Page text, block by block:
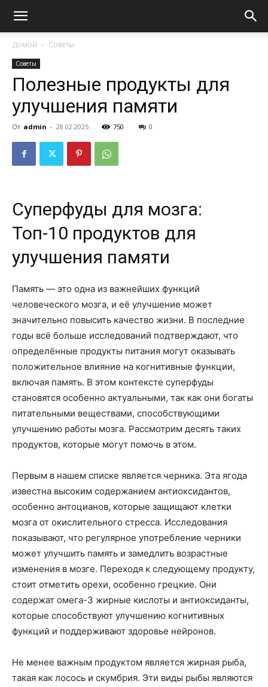
Домой Советы
Советы
Полезные продукты для
улучшения памяти
От admin - 28.02.2025 750 0
Суперфуды для мозга:
Топ-10 продуктов для
улучшения памяти
Память — это одна из важнейших функций
человеческого мозга, и её улучшение может
значительно повысить качество жизни. В последние
годы всё больше исследований подтверждают, что
определённые продукты питания могут оказывать
положительное влияние на когнитивные функции,
включая память. В этом контексте суперфуды
становятся особенно актуальными, так как они богаты
питательными веществами, способствующими
улучшению работы мозга. Рассмотрим десять таких
продуктов, которые могут помочь в этом.
Первым в нашем списке является черника. Эта ягода
известна высоким содержанием антиоксидантов,
особенно антоцианов, которые защищают клетки
мозга от окислительного стресса. Исследования
показывают, что регулярное употребление черники
может улучшить память и замедлить возрастные
изменения в мозге. Переходя к следующему продукту,
стоит отметить орехи, особенно грецкие. Они
содержат омега-3 жирные кислоты и антиоксиданты,
которые способствуют улучшению когнитивных
функций и поддерживают здоровье нейронов.
Не менее важным продуктом является жирная рыба,
такая как лосось и скумбрия. Эти виды рыбы являются